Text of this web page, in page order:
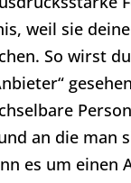
weil sie
So wirst
an die man
es um einen